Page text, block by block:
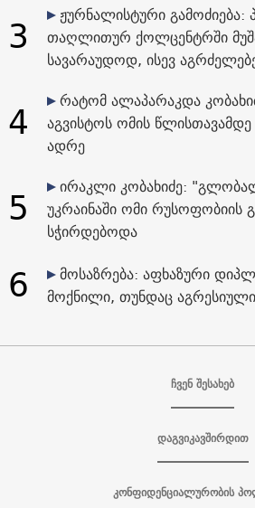
3
ჟურნალისტური
თაღლითურ ქოლცენტრში
სავარაუდოდ, ისევ
4
რატომ ალაპარაკდა
აგვისტოს ომის
ადრე
5
ირაკლი კობახიძე:
უკრაინაში ომი რუსოფობიის
სჭირდებოდა
6
მოსაზრება: აფხაზური
მოქნილი, თუნდაც
ჩვენ შესახებ
დაგვიკავშირდით
კონფიდენციალურობის